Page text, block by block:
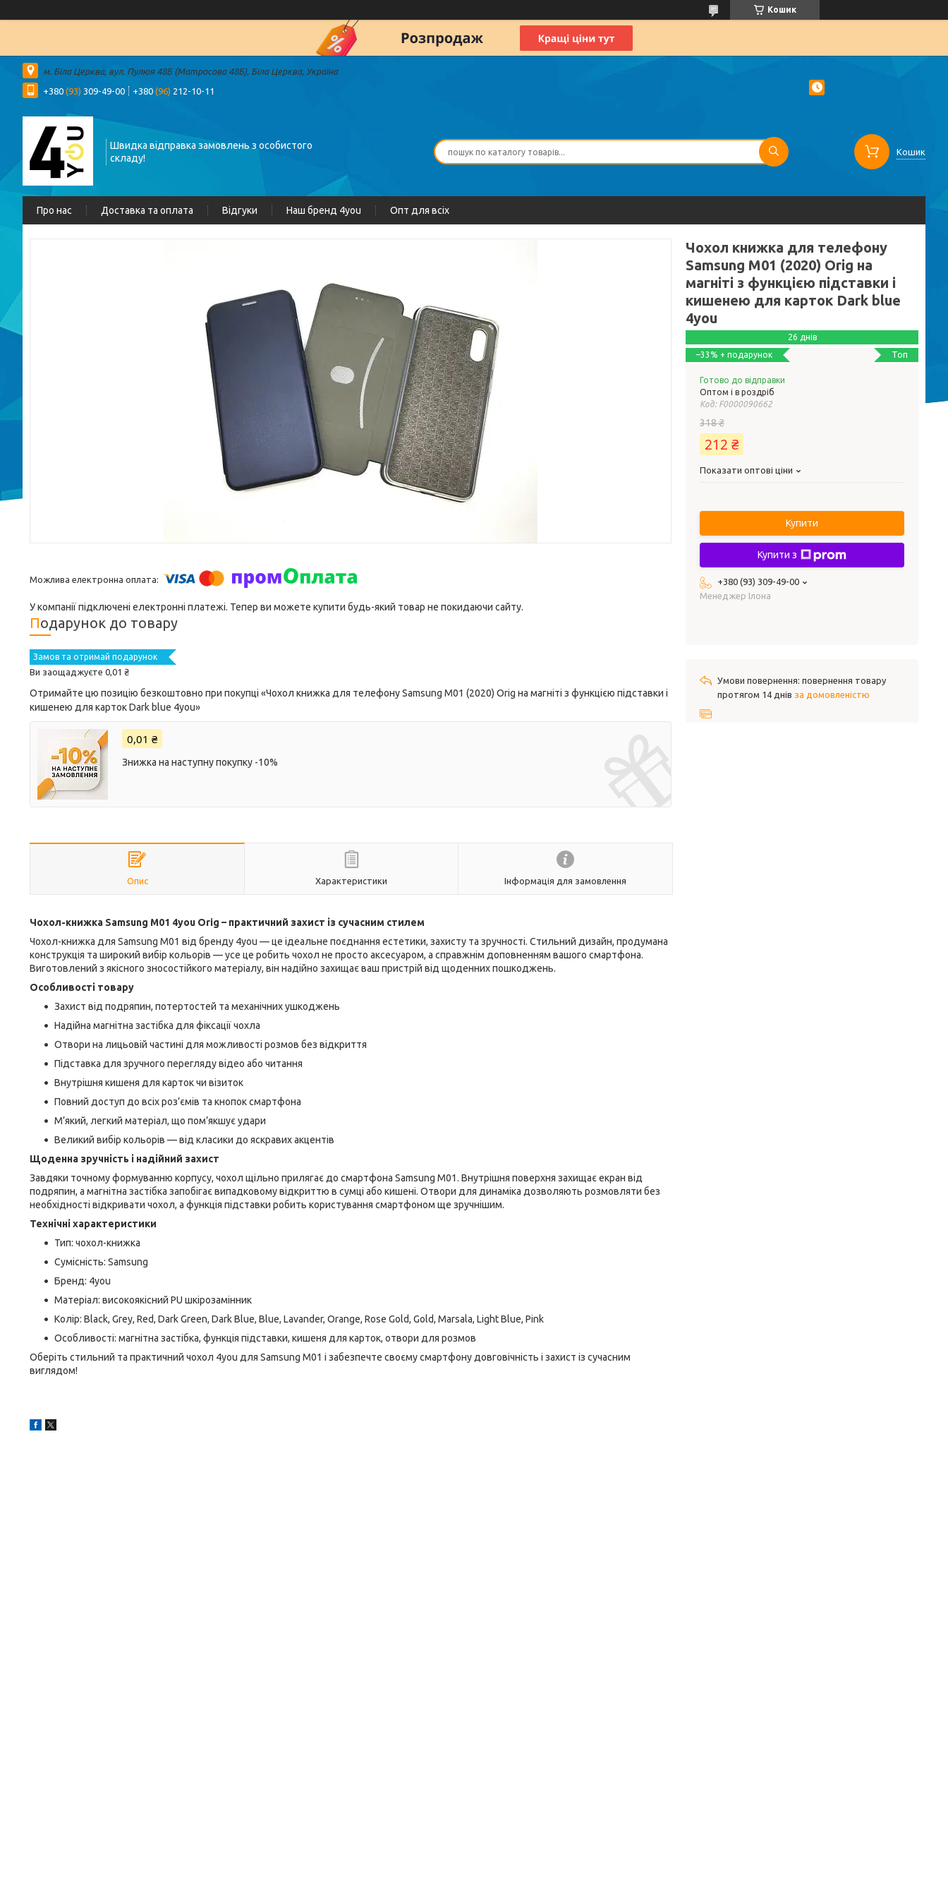
Кошик
м. Біла Церква, вул. Пулюя 48Б (Матросова 48Б), Біла Церква, Україна
+380 (93) 309-49-00 +380 (96) 212-10-11
Швидка відправка замовлень з особистого
складу!
Кошик
Про нас Доставка та оплата Відгуки Наш бренд 4you Опт для всіх
У компанії підключені електронні платежі. Тепер ви можете купити будь-який товар не покидаючи сайту.
Подарунок до товару
Замов та отримай подарунок
Ви заощаджуєте 0,01 ₴
Отримайте цю позицію безкоштовно при покупці «Чохол книжка для телефону Samsung M01 (2020) Orig на магніті з функцією підставки і
кишенею для карток Dark blue 4you»
0,01 ₴
Знижка на наступну покупку -10%
Опис Характеристики Інформація для замовлення
Чохол-книжка Samsung M01 4you Orig – практичний захист із сучасним стилем
Чохол-книжка для Samsung M01 від бренду 4you — це ідеальне поєднання естетики, захисту та зручності. Стильний дизайн, продумана
конструкція та широкий вибір кольорів — усе це робить чохол не просто аксесуаром, а справжнім доповненням вашого смартфона.
Виготовлений з якісного зносостійкого матеріалу, він надійно захищає ваш пристрій від щоденних пошкоджень.
Особливості товару
Захист від подряпин, потертостей та механічних ушкоджень
Надійна магнітна застібка для фіксації чохла
Отвори на лицьовій частині для можливості розмов без відкриття
Підставка для зручного перегляду відео або читання
Внутрішня кишеня для карток чи візиток
Повний доступ до всіх роз’ємів та кнопок смартфона
М’який, легкий матеріал, що пом’якшує удари
Великий вибір кольорів — від класики до яскравих акцентів
Щоденна зручність і надійний захист
Завдяки точному формуванню корпусу, чохол щільно прилягає до смартфона Samsung M01. Внутрішня поверхня захищає екран від
подряпин, а магнітна застібка запобігає випадковому відкриттю в сумці або кишені. Отвори для динаміка дозволяють розмовляти без
необхідності відкривати чохол, а функція підставки робить користування смартфоном ще зручнішим.
Технічні характеристики
Тип: чохол-книжка
Сумісність: Samsung
Бренд: 4you
Матеріал: високоякісний PU шкірозамінник
Колір: Black, Grey, Red, Dark Green, Dark Blue, Blue, Lavander, Orange, Rose Gold, Gold, Marsala, Light Blue, Pink
Особливості: магнітна застібка, функція підставки, кишеня для карток, отвори для розмов
Оберіть стильний та практичний чохол 4you для Samsung M01 і забезпечте своєму смартфону довговічність і захист із сучасним
виглядом!
Чохол книжка для телефону
Samsung M01 (2020) Orig на
магніті з функцією підставки і
кишенею для карток Dark blue
4you
Топ
26 днів
–33%
Готово до відправки
Оптом і в роздріб
Код: F0000090662
318 ₴
212 ₴
Показати оптові ціни
Купити
Купити з
+380 (93) 309-49-00
Менеджер Ілона
повернення товару
протягом 14 днів за домовленістю